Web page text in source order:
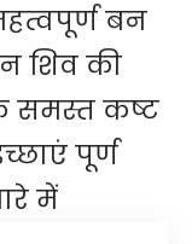
बन
शिव की
समस्त कष्ट
पूर्ण
में